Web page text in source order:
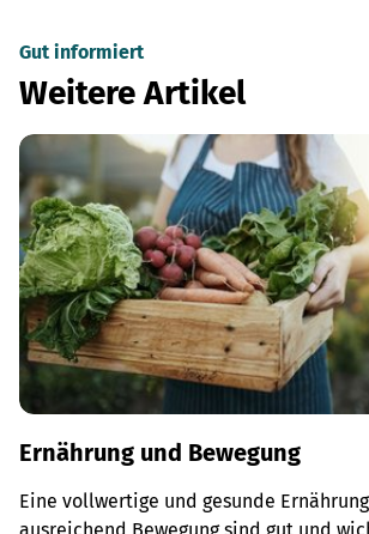
Gut informiert
Weitere Artikel
Ernährung und Bewegung
Eine vollwertige und gesunde